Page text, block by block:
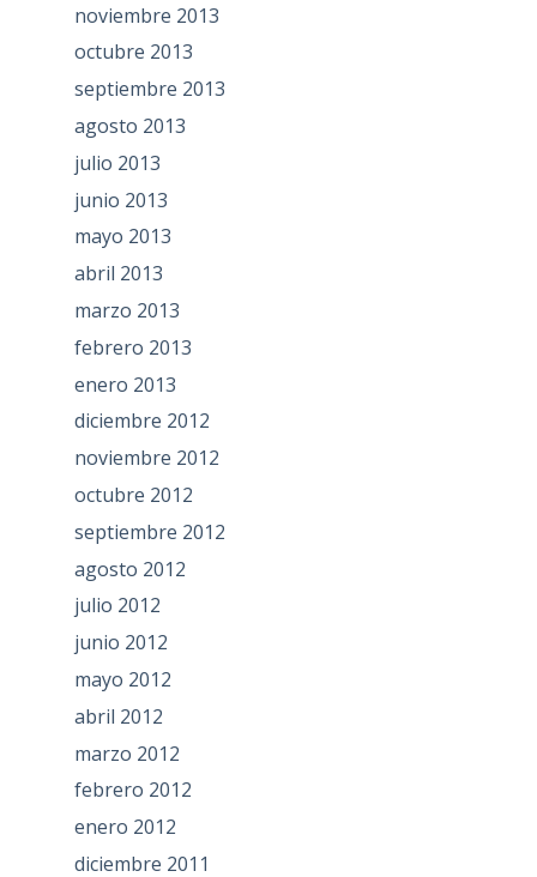
noviembre 2013
octubre 2013
septiembre 2013
agosto 2013
julio 2013
junio 2013
mayo 2013
abril 2013
marzo 2013
febrero 2013
enero 2013
diciembre 2012
noviembre 2012
octubre 2012
septiembre 2012
agosto 2012
julio 2012
junio 2012
mayo 2012
abril 2012
marzo 2012
febrero 2012
enero 2012
diciembre 2011